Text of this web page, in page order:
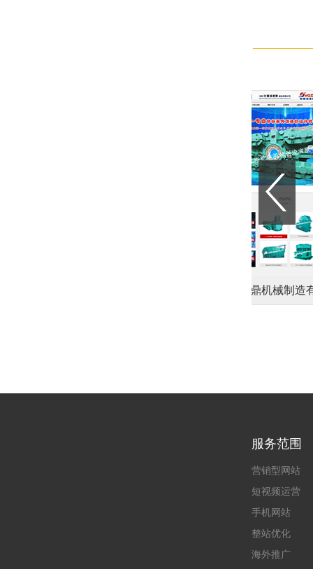
沈阳乾鼎机械制造有限
服务范围
营销型网站
短视频运营
手机网站
整站优化
海外推广